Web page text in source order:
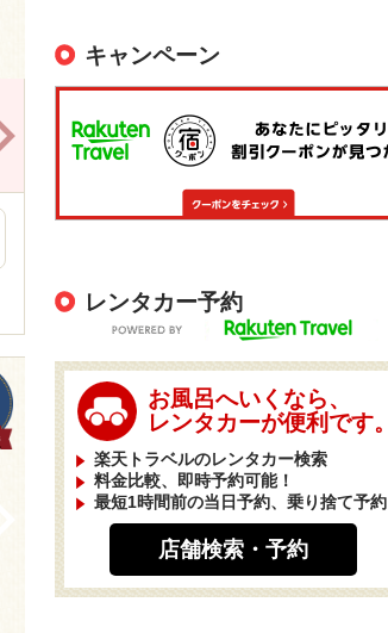
キャンペーン
レンタカー予約
お風呂へいくなら、
レンタカーが便利です。
楽天トラベルのレンタカー検索
料金比較、即時予約可能！
最短1時間前の当日予約、乗り捨て予約
店舗検索・予約